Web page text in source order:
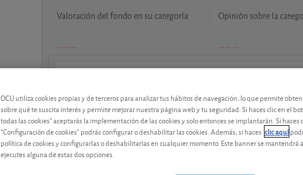
Valoración del fondo en su categoría Opinión sobre la
Los análisis y consejos de nuestros expertos están reservados a
Los análisis y consejos de nuestros
OCU utiliza cookies propias y de terceros para analizar tus hábitos de navegación, lo que permite
sobre qué te suscita interés y permite mejorar nuestra página web y tu seguridad. Si haces clic en el
todas las cookies" aceptarás la implementación de las cookies y solo entonces se implantarán. Si haces
"Configuración de cookies" podrás configurar o deshabilitar las cookies. Además, si haces clic aquí
política de cookies y configurarlas o deshabilitarlas en cualquier momento. Este banner se mantendrá
ejecutes alguna de estas dos opciones.